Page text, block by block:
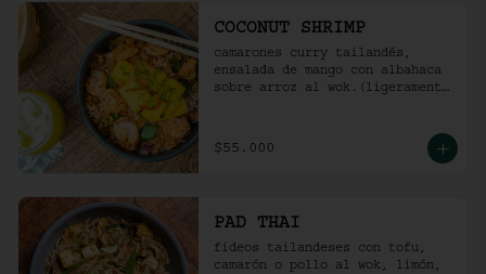
COCONUT SHRIMP
camarones curry tailandés,
ensalada de mango con albahaca
sobre arroz al wok.(ligeramente
$55.000
PAD THAI
fideos tailandeses con tofu,
camarón o pollo al wok, limón,